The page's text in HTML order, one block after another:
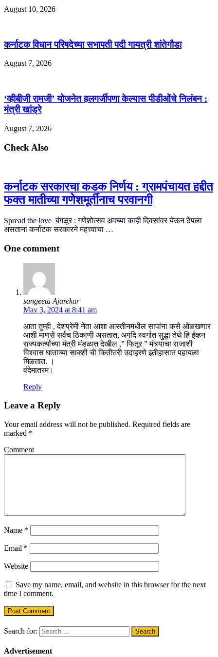
August 10, 2026
कर्नाटक विधान परिषदेच्या सभापती पदी गायत्री शांतेगौडा
August 7, 2026
‘व्हीबीजी रामजी’ योजनेत हलगर्जीपणा केल्यास पीडीओंचे निलंबन :
मंत्री खांड्रे
August 7, 2026
Check Also
कर्नाटक सरकारचा कडक निर्णय : ग्रामपंचायत हद्दीत
फक्त मातीच्या गणेशमूर्तींनाच परवानगी
Spread the love बंगळूर : गणेशोत्सव अवघ्या काही दिवसांवर येऊन ठेपला
असताना कर्नाटक सरकारने महत्त्वाचा …
One comment
sangeeta Ajarekar
May 3, 2024 at 8:41 am
आता तुम्ही , देशप्रेमी नेता आशा आस्तीनमधील सापांना कसे ओळखणार
आशी माणसे सर्वच ठिकाणी असतात, अगदि स्वर्गात सुद्धा तेथे हि ईव्हन
राज्यकर्त्यांच्या मंत्री मंडळात देखील ,” फितूर ” मंत्र्याचा राजाशी
विश्वास घाताच्या साक्शी ची कितीतरी उदाहरणे इतीहासात पहायला
मिळतात. ।
वंदेमातरम।
Reply
Leave a Reply
Your email address will not be published. Required fields are
marked *
Comment
Name *
Email *
Website
Save my name, email, and website in this browser for the next
time I comment.
Search for:
Advertisement